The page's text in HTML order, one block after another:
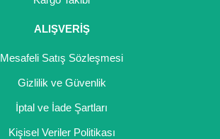
ALIŞVERİŞ
Mesafeli Satış Sözleşmesi
Gizlilik ve Güvenlik
İptal ve İade Şartları
Kişisel Veriler Politikası